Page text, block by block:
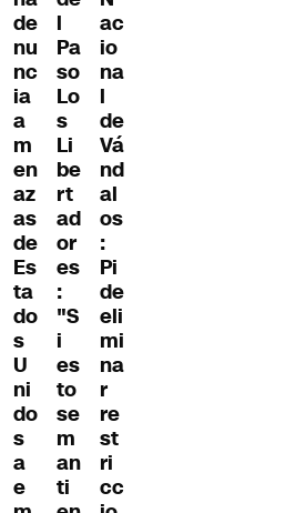
de
nu
nc
ia
a
m
en
az
as
de
Es
ta
do
s
U
ni
do
s
a
e
l
Pa
so
Lo
s
Li
be
rt
ad
or
es
:
"S
i
es
to
se
m
an
ti
ac
io
na
l
de
Vá
nd
al
os
:
Pi
de
eli
mi
na
r
re
st
ri
cc